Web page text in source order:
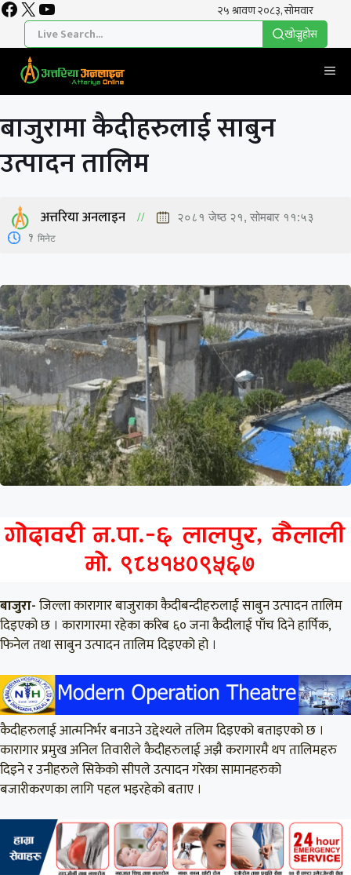
Skip
content
Facebook
X YouTube
खाेज्नुहाेस
बाजुरामा कैदीहरुलाई साबुन
उत्पादन तालिम
अत्तरिया अनलाइन २०८१ जेष्ठ २१, सोमबार ११:५३
1 मिनेट
बाजुरा-जिल्ला कारागार बाजुराका कैदीबन्दीहरुलाई साबुन उत्पादन तालिम
दिइएको छ । कारागारमा रहेका करिब ६० जना कैदीलाई पाँच दिने हार्पिक,
फिनेल तथा साबुन उत्पादन तालिम दिइएको हो ।
कैदीहरुलाई आत्मनिर्भर बनाउने उद्देश्यले तलिम दिइएको बताइएको छ ।
कारागार प्रमुख अनिल तिवारीले कैदीहरुलाई अझै करागारमै थप तालिमहरु
दिइने र उनीहरुले सिकेको सीपले उत्पादन गरेका सामानहरुको
बजारीकरणका लागि पहल भइरहेको बताए ।